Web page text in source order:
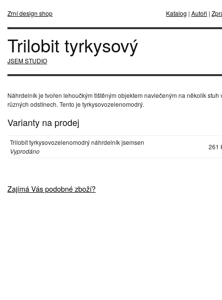
Zrní design shop Katalog | Autoři |
Trilobit tyrkysový
JSEM STUDIO
Náhrdelník je tvořen lehoučkým tištěným objektem navlečeným na několik stuh
různých odstínech. Tento je tyrkysovozelenomodrý.
Varianty na prodej
Trilobit tyrkysovozelenomodrý náhrdelník jsemsen
Vyprodáno
261
Zajímá Vás podobné zboží?